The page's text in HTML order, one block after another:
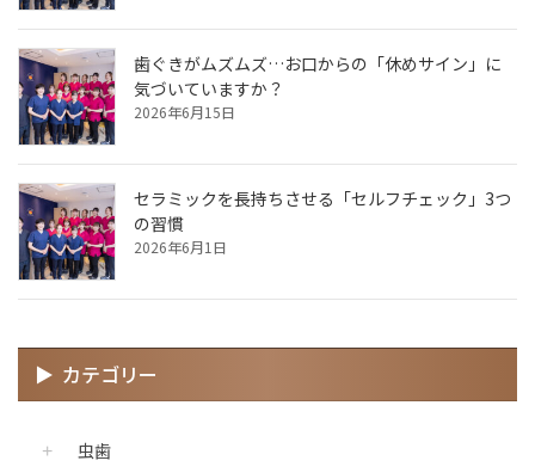
歯ぐきがムズムズ…お口からの「休めサイン」に
気づいていますか？
2026年6月15日
セラミックを長持ちさせる「セルフチェック」3つ
の習慣
2026年6月1日
カテゴリー
虫歯